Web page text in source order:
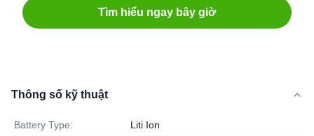
Tìm hiểu ngay bây giờ
Thông số kỹ thuật
Battery Type: Liti Ion